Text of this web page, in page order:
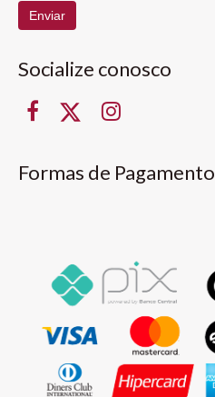
Enviar
Socialize conosco
Formas de Pagamento